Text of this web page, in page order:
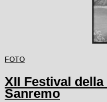
FOTO
XII Festival
Sanremo